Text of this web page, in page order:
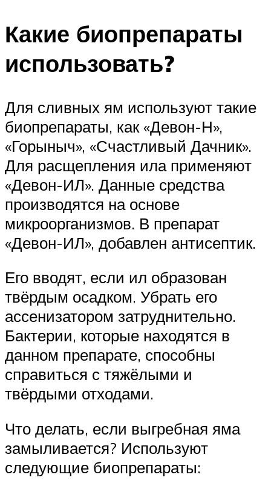
Какие биопрепараты
использовать?
Для сливных ям используют такие
биопрепараты, как «Девон-Н»,
«Горыныч», «Счастливый Дачник».
Для расщепления ила применяют
«Девон-ИЛ». Данные средства
производятся на основе
микроорганизмов. В препарат
«Девон-ИЛ», добавлен антисептик.
Его вводят, если ил образован
твёрдым осадком. Убрать его
ассенизатором затруднительно.
Бактерии, которые находятся в
данном препарате, способны
справиться с тяжёлыми и
твёрдыми отходами.
Что делать, если выгребная яма
замыливается? Используют
следующие биопрепараты: